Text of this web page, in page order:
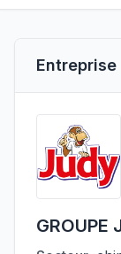
Entreprise
GROUPE